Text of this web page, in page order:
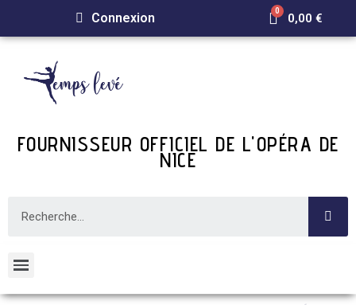
Connexion 0,00 €
FOURNISSEUR OFFICIEL DE L'OPÉRA DE
NICE